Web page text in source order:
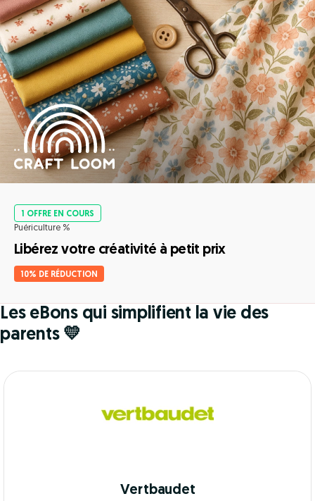
1 OFFRE EN COURS
Puériculture %
Libérez votre créativité à petit prix
10% DE RÉDUCTION
Les eBons qui simplifient la vie des
parents 💛
Vertbaudet